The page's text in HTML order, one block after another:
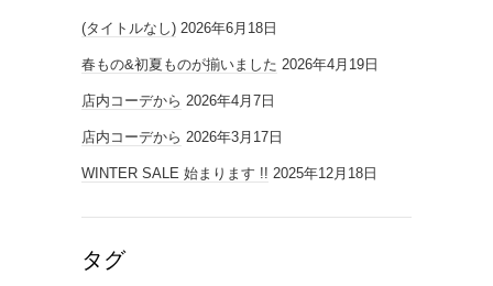
(タイトルなし) 2026年6月18日
春もの&初夏ものが揃いました 2026年4月19日
店内コーデから 2026年4月7日
店内コーデから 2026年3月17日
WINTER SALE 始まります !! 2025年12月18日
タグ